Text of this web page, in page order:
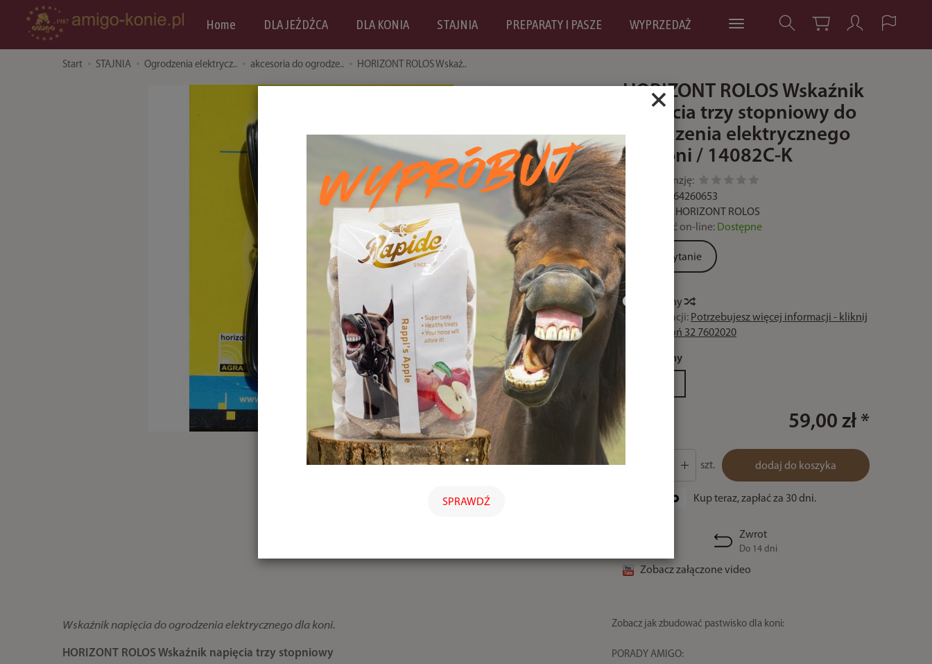
×
SPRAWDŹ
Home DLA JEŹDŹCA DLA KONIA STAJNIA PREPARATY I PASZE WYPRZEDAŻ
Start STAJNIA Ogrodzenia elektrycz.. akcesoria do ogrodze.. HORIZONT ROLOS Wskaź..
HORIZONT ROLOS Wskaźnik
napięcia trzy stopniowy do
ogrodzenia elektrycznego
dla koni / 14082C-K
Dodaj recenzję:
Kod:
5901764260653
Producent:
HORIZONT ROLOS
Dostępność on-line: Dostępne
Zadaj pytanie
Historia ceny
Czas realizacji: Potrzebujesz więcej informacji - kliknij
lub zadzwoń 32 7602020
czarny
59,00 zł *
szt. dodaj do koszyka
Kup teraz, zapłać za 30 dni.
Zwrot
Do 14 dni
Zobacz załączone video
Wskaźnik napięcia do ogrodzenia elektrycznego dla koni.
HORIZONT ROLOS Wskaźnik napięcia trzy stopniowy
Zobacz jak zbudować pastwisko dla koni:
PORADY AMIGO: